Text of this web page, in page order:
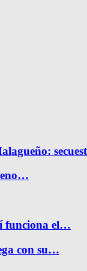
funciona el…
con su…